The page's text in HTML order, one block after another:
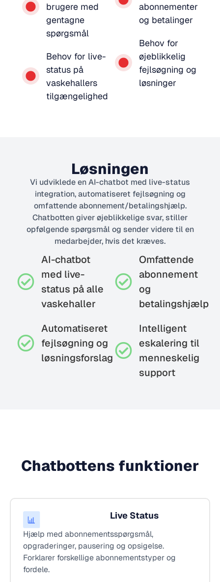
brugere med
gentagne
spørgsmål
Behov for live-
status på
vaskehallers
tilgængelighed
abonnementer
og betalinger
Behov for
øjeblikkelig
fejlsøgning og
løsninger
Løsningen
Vi udviklede en AI-chatbot med live-status
integration, automatiseret fejlsøgning og
omfattende abonnement/betalingshjælp.
Chatbotten giver øjeblikkelige svar, stiller
opfølgende spørgsmål og sender videre til en
medarbejder, hvis det kræves.
AI-chatbot
med live-
status på alle
vaskehaller
Automatiseret
fejlsøgning og
løsningsforslag
Omfattende
abonnement
og
betalingshjælp
Intelligent
eskalering til
menneskelig
support
Chatbottens funktioner
Live Status
Hjælp med abonnementsspørgsmål,
opgraderinger, pausering og opsigelse.
Forklarer forskellige abonnementstyper og
fordele.